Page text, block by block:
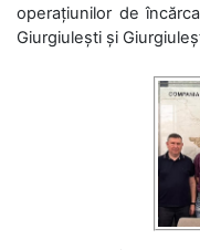
operațiunilor de
Giurgiulești și